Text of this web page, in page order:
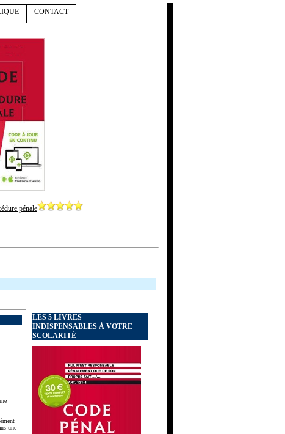
CONTACT
pénale
une
LES 5 LIVRES
INDISPENSABLES À VOTRE
SCOLARITÉ